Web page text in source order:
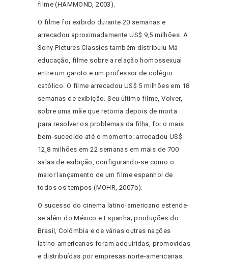
filme (HAMMOND, 2003).
O filme foi exibido durante 20 semanas e
arrecadou aproximadamente US$ 9,5 milhões. A
Sony Pictures Classics também distribuiu Má
educação, filme sobre a relação homossexual
entre um garoto e um professor de colégio
católico. O filme arrecadou US$ 5 milhões em 18
semanas de exibição. Seu último filme, Volver,
sobre uma mãe que retorna depois de morta
para resolver os problemas da filha, foi o mais
bem-sucedido até o momento: arrecadou US$
12,8 milhões em 22 semanas em mais de 700
salas de exibição, configurando-se como o
maior lançamento de um filme espanhol de
todos os tempos (MOHR, 2007b).
O sucesso do cinema latino-americano estende-
se além do México e Espanha; produções do
Brasil, Colômbia e de várias outras nações
latino-americanas foram adquiridas, promovidas
e distribuídas por empresas norte-americanas.